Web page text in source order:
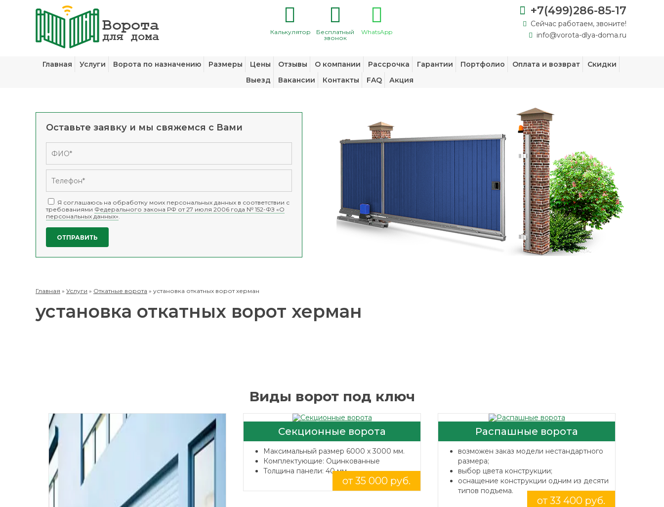
Калькулятор
Бесплатный
звонок
WhatsApp
+7(499)286-85-17
Сейчас работаем, звоните!
info@vorota-dlya-doma.ru
Главная Услуги Ворота по назначению Размеры Цены Отзывы О компании Рассрочка Гарантии Портфолио Оплата и возврат
Скидки
Выезд
Вакансии Контакты FAQ Акция
Оставьте заявку и мы свяжемся с Вами
Я соглашаюсь на обработку моих персональных данных в соответствии с
требованиями Федерального закона РФ от 27 июля 2006 года № 152-ФЗ «О
персональных данных».
Главная » Услуги » Откатные ворота » установка откатных ворот херман
установка откатных ворот херман
Виды ворот под ключ
Секционные ворота
Максимальный размер 6000 x 3000 мм.
Комплектующие: Оцинкованные
Толщина панели: 40 мм.
от 35 000 руб.
Распашные ворота
возможен заказ модели нестандартного
размера;
выбор цвета конструкции;
оснащение конструкции одним из десяти
типов подъема.
от 33 400 руб.